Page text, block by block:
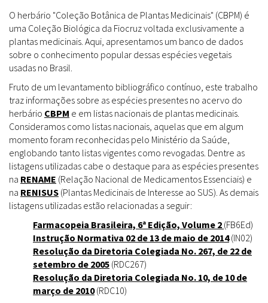
O herbário "Coleção Botânica de Plantas Medicinais" (CBPM) é
uma Coleção Biológica da Fiocruz voltada exclusivamente a
plantas medicinais. Aqui, apresentamos um banco de dados
sobre o conhecimento popular dessas espécies vegetais
usadas no Brasil.
Fruto de um levantamento bibliográfico contínuo, este trabalho
traz informações sobre as espécies presentes no acervo do
herbário CBPM e em listas nacionais de plantas medicinais.
Consideramos como listas nacionais, aquelas que em algum
momento foram reconhecidas pelo Ministério da Saúde,
englobando tanto listas vigentes como revogadas. Dentre as
listagens utilizadas cabe o destaque para as espécies presentes
na RENAME (Relação Nacional de Medicamentos Essenciais) e
na RENISUS (Plantas Medicinais de Interesse ao SUS). As demais
listagens utilizadas estão relacionadas a seguir:
Farmacopeia Brasileira, 6ª Edição, Volume 2 (FB6Ed)
Instrução Normativa 02 de 13 de maio de 2014(IN02)
Resolução da Diretoria Colegiada No. 267, de 22 de
setembro de 2005 (RDC267)
Resolução da Diretoria Colegiada No. 10, de 10 de
março de 2010(RDC10)